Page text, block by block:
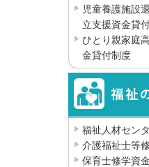
児童養護施設
立支援資金貸
ひとり親家庭
金貸付制度
福祉人材セン
介護福祉士等
保育士修学資